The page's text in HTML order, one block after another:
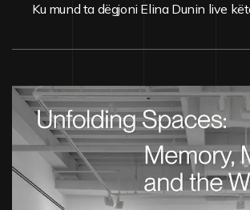
Ku mund ta dëgjoni Elina Dunin live